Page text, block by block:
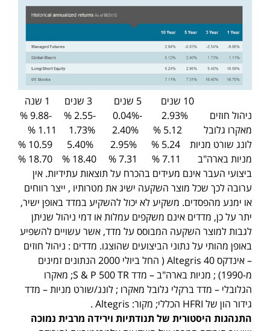
ניהול חוזים 2.93% -0.04% -2.55 % -9.88 %
מאקרו גלובל 5.12 % 2.40% 1.73% 1.11 %
לונג שורט מניות 5.24 % 2.95% 5.40% 10.59 %
מניות בארה"ב 7.11 % 7.31 % 18.40 % 18.70 %
ביצועי העבר אינם מעידים בהכרח על תוצאות עתידיות. אין
ערובה לכך שכל מוצר השקעה ישיג את מטרותיו , ייצר רווחים
או ימנע מהפסדים. משקיע לא יכול להשקיע במדד באופן ישיר,
יתר על כן, מדדים אינם משקפים עמלות או דמי ניהול שניתן
לגבות למוצר השקעה המבוסס על מדד, אשר עשויים להשפיע
באופן מהותי על נתוני הביצועים שהוצגו. מדדים : ניהול חוזים
– אינדקס Altegris 40 ( החל ביולי 2000 הנתונים זמינים
מ-1990) ; מניות בארה"ב – מדד S & P 500 TR; מאקרו
הגלובלי – מדד ברקלי גלובל מאקרו ; לונג/שורט מניות – מדד
גידור הון של HFRI הכללי; מקור: Altegris .
התנהגות היסטורית של תנודתיות וירידה מרבית נמוכה